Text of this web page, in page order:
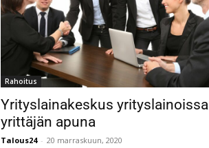
Rahoitus
Yrityslainakeskus yrityslainoissa
yrittäjän apuna
Talous24 - 20 marraskuun, 2020